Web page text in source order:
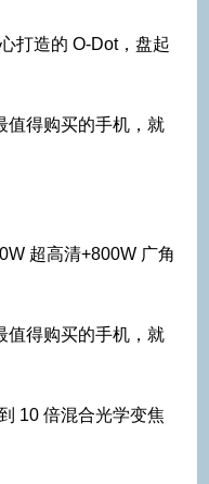
打造的 O-Dot，盘起
超高清+800W 广角
10 倍混合光学变焦